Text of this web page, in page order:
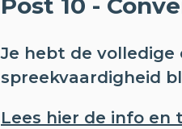
Je hebt de
spreekvaardigheid
Lees hier de info en